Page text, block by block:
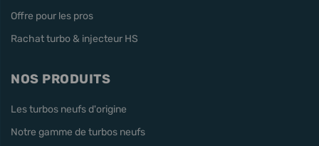
Offre pour les pros
Rachat turbo & injecteur HS
NOS PRODUITS
Les turbos neufs d'origine
Notre gamme de turbos neufs